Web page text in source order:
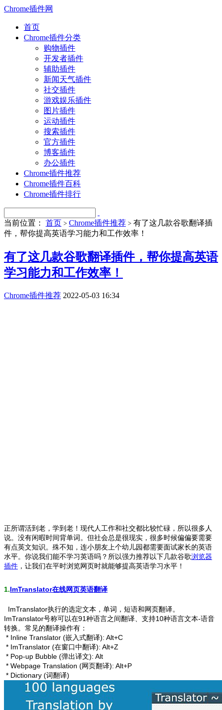
Chrome插件网
首页
Chrome插件分类
购物插件
开发者插件
辅助插件
新闻天气插件
社交插件
游戏娱乐插件
图片插件
运动插件
搜索插件
官方插件
博客插件
办公插件
Chrome插件推荐
Chrome插件百科
Chrome插件排行
当前位置： 首页 > Chrome插件推荐 > 有了这几款谷歌翻译插
件，帮你提高英语学习能力和工作效率！
有了这几款谷歌翻译插件，帮你提高英语
学习能力和工作效率！
Chrome插件推荐 2022-05-03 16:34
正所谓活到老，学到老！现代人工作和社交都比较忙碌，所以很多人
说。没有闲暇时间背单词。但社会总是很现实，很多时候偏偏要需要
有点英文知识。殊不知，连小朋友上个幼儿园都需要面试家长的英语
水平。你说我们能不学习英语吗？所以强力推荐以下几款谷歌浏览器
插件 ，让我们在平时浏览网页时就能够提高英语学习水平！
1.ImTranslator在线网页英语翻译
ImTranslator执行的选定文本，单词，短语和网页翻译。
ImTranslator号称可以在91种语言之间翻译、支持10种语言文本-语音
转换。常见的翻译操作有：
* Inline Translator (嵌入式翻译): Alt+C
* ImTranslator (在窗口中翻译): Alt+Z
* Pop-up Bubble (弹出译文): Alt
* Webpage Translation (网页翻译): Alt+P
* Dictionary (词翻译)